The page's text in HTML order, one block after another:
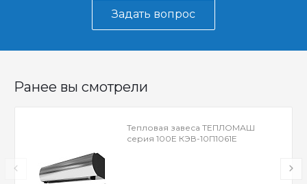
Задать вопрос
Ранее вы смотрели
Тепловая завеса ТЕПЛОМАШ
серия 100Е КЭВ-10П1061Е